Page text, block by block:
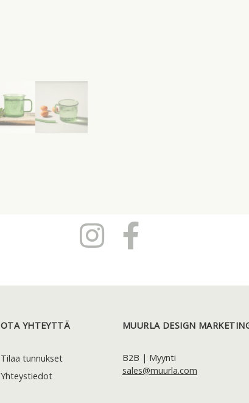
OTA YHTEYTTÄ
Tilaa tunnukset
Yhteystiedot
MUURLA DESIGN
B2B | Myynti
sales@muurla.com